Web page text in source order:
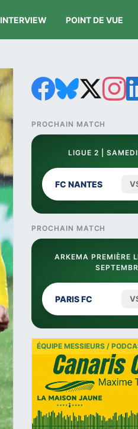
INTERVIEW POINT DE VUE
PROCHAIN MATCH
LIGUE 2 |
FC NANTES
PROCHAIN MATCH
ARKEMA PREMIÈRE
PARIS FC
ÉQUIPE MESSIEURS /